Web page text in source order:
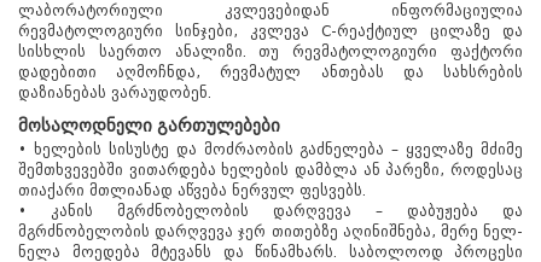
ლაბორატორიული კვლევებიდან ინფორმაციულია
რევმატოლოგიური სინჯები, კვლევა C-რეაქტიულ ცილაზე და
სისხლის საერთო ანალიზი. თუ რევმატოლოგიური ფაქტორი
დადებითი აღმოჩნდა, რევმატულ ანთებას და სახსრების
დაზიანებას ვარაუდობენ.
მოსალოდნელი გართულებები
• ხელების სისუსტე და მოძრაობის გაძნელება – ყველაზე მძიმე
შემთხვევებში ვითარდება ხელების დამბლა ან პარეზი, როდესაც
თიაქარი მთლიანად აწვება ნერვულ ფესვებს.
• კანის მგრძნობელობის დარღვევა – დაბუჟება და
მგრძნობელობის დარღვევა ჯერ თითებზე აღინიშნება, მერე ნელ-
ნელა მოედება მტევანს და წინამხარს. საბოლოოდ პროცესი
წყალტუბო.
kurortresort@gmail.com